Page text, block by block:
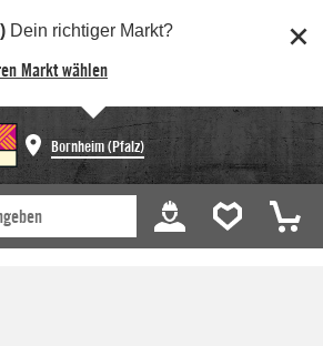
Dein richtiger Markt?
Markt wählen
Bornheim (Pfalz)